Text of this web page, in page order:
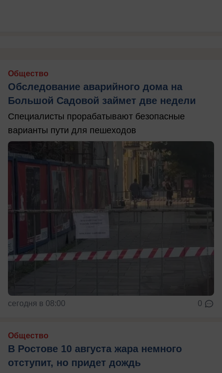
Общество
Обследование аварийного дома на
Большой Садовой займет две недели
Специалисты прорабатывают безопасные
варианты пути для пешеходов
сегодня в 08:00 0
Общество
В Ростове 10 августа жара немного
отступит, но придет дождь